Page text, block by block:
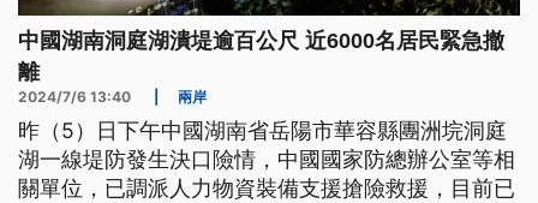
中國湖南洞庭湖潰堤逾百公尺 近6000名居民緊急撤
離
2024/7/6 13:40 兩岸
昨（5）日下午中國湖南省岳陽市華容縣團洲垸洞庭
湖一線堤防發生決口險情，中國國家防總辦公室等相
關單位，已調派人力物資裝備支援搶險救援，目前已